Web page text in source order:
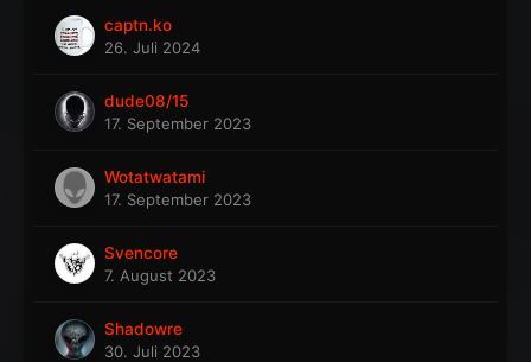
captn.ko
26. Juli 2024
dude08/15
17. September 2023
Wotatwatami
17. September 2023
Svencore
7. August 2023
Shadowre
30. Juli 2023